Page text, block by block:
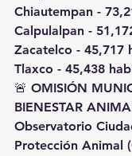
Chiautempan -
Calpulalpan -
Zacatelco - 45,717
Tlaxco - 45,438
🚨 OMISIÓN
BIENESTAR
Observatorio
Protección Animal